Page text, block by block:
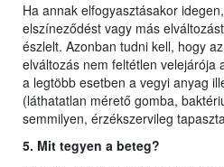
Ha annak elfogyasztásakor
elszíneződést vagy más
észlelt. Azonban tudni kell, hogy
elváltozás nem feltétlen velejárója
a legtöbb esetben a vegyi anyag
(láthatatlan mérető gomba,
semmilyen, érzékszervileg
5. Mit tegyen a beteg?